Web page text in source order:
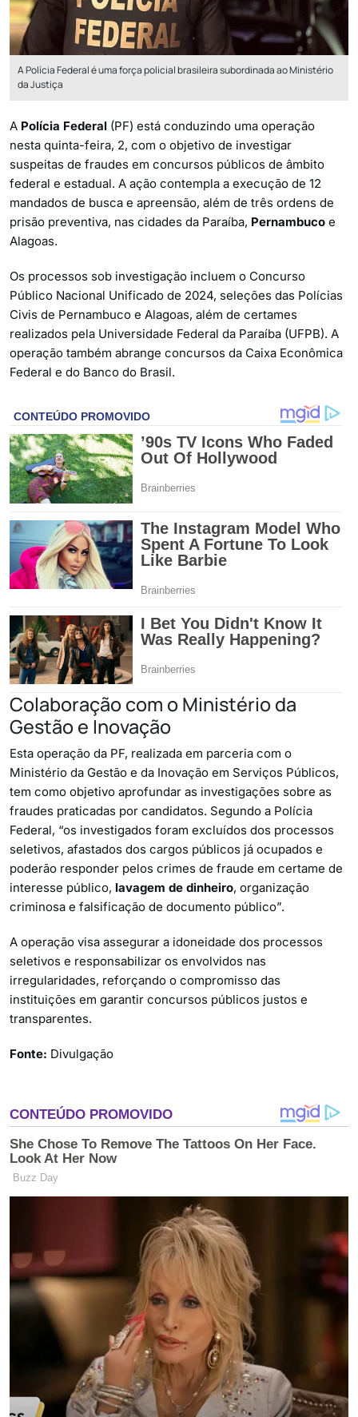
A Polícia Federal é uma força policial brasileira subordinada ao Ministério
da Justiça
A Polícia Federal (PF) está conduzindo uma operação
nesta quinta-feira, 2, com o objetivo de investigar
suspeitas de fraudes em concursos públicos de âmbito
federal e estadual. A ação contempla a execução de 12
mandados de busca e apreensão, além de três ordens de
prisão preventiva, nas cidades da Paraíba, Pernambuco e
Alagoas.
Os processos sob investigação incluem o Concurso
Público Nacional Unificado de 2024, seleções das Polícias
Civis de Pernambuco e Alagoas, além de certames
realizados pela Universidade Federal da Paraíba (UFPB). A
operação também abrange concursos da Caixa Econômica
Federal e do Banco do Brasil.
Colaboração com o Ministério da
Gestão e Inovação
Esta operação da PF, realizada em parceria com o
Ministério da Gestão e da Inovação em Serviços Públicos,
tem como objetivo aprofundar as investigações sobre as
fraudes praticadas por candidatos. Segundo a Polícia
Federal, “os investigados foram excluídos dos processos
seletivos, afastados dos cargos públicos já ocupados e
poderão responder pelos crimes de fraude em certame de
interesse público, lavagem de dinheiro, organização
criminosa e falsificação de documento público”.
A operação visa assegurar a idoneidade dos processos
seletivos e responsabilizar os envolvidos nas
irregularidades, reforçando o compromisso das
instituições em garantir concursos públicos justos e
transparentes.
Fonte: Divulgação